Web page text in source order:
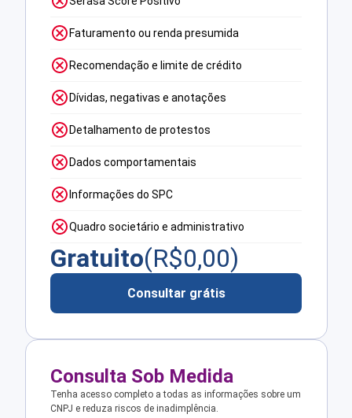
Faturamento ou renda presumida
Recomendação e limite de crédito
Dívidas, negativas e anotações
Detalhamento de protestos
Dados comportamentais
Informações do SPC
Quadro societário e administrativo
Gratuito(R$0,00)
Consultar grátis
Consulta Sob Medida
Tenha acesso completo a todas as informações sobre um
CNPJ e reduza riscos de inadimplência.